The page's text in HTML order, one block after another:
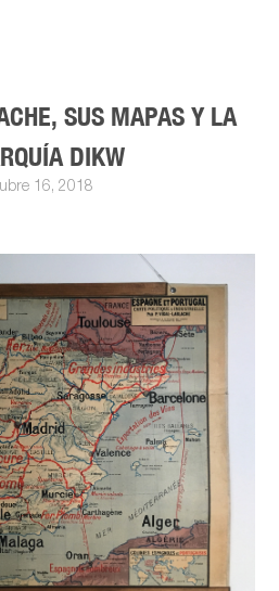
SUS MAPAS Y LA
DIKW
16, 2018